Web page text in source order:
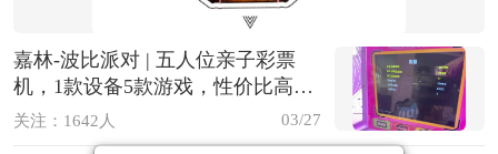
嘉林-波比派对 | 五人位亲子彩票
机，1款设备5款游戏，性价比高，
营收可观
关注：1642人 03/27